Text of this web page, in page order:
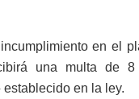
en el
una multa de
en la ley.